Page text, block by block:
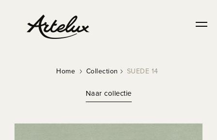
Home Collection SUEDE 14
Naar collectie